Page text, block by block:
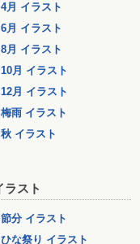
4月 イラスト
6月 イラスト
8月 イラスト
10月 イラスト
12月 イラスト
梅雨 イラスト
秋 イラスト
ラスト
節分 イラスト
ひな祭り イラスト